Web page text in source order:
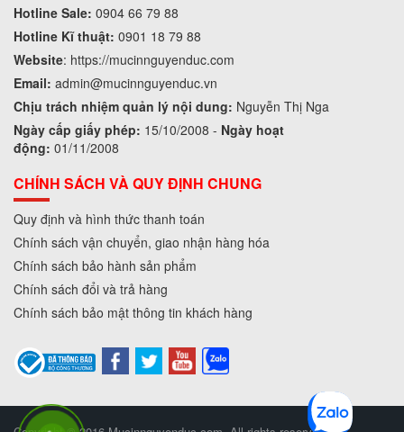
Hotline Sale: 0904 66 79 88
Hotline Kĩ thuật: 0901 18 79 88
Website: https://mucinnguyenduc.com
Email: admin@mucinnguyenduc.vn
Chịu trách nhiệm quản lý nội dung: Nguyễn Thị Nga
Ngày cấp giấy phép: 15/10/2008 - Ngày hoạt
động: 01/11/2008
CHÍNH SÁCH VÀ QUY ĐỊNH CHUNG
Quy định và hình thức thanh toán
Chính sách vận chuyển, giao nhận hàng hóa
Chính sách bảo hành sản phẩm
Chính sách đổi và trả hàng
Chính sách bảo mật thông tin khách hàng